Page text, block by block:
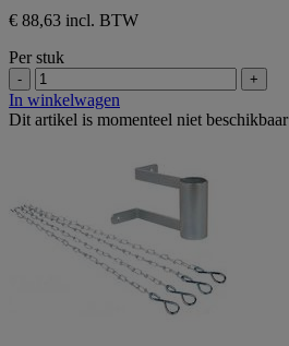
€ 88,63 incl. BTW
Per stuk
- +
In winkelwagen
Dit artikel is momenteel niet beschikbaar